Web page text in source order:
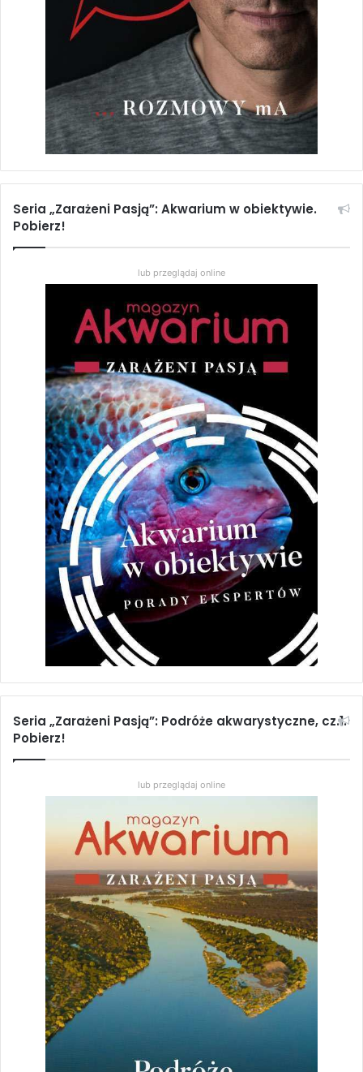
Seria „Zarażeni Pasją”: Akwarium w obiektywie.
Pobierz!
lub przeglądaj online
Seria „Zarażeni Pasją”: Podróże akwarystyczne, cz.1.
Pobierz!
lub przeglądaj online